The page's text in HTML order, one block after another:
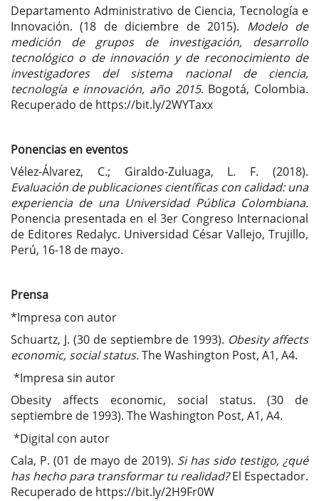
Departamento Administrativo de Ciencia, Tecnología e
Innovación. (18 de diciembre de 2015). Modelo de
medición de grupos de investigación, desarrollo
tecnológico o de innovación y de reconocimiento de
investigadores del sistema nacional de ciencia,
tecnología e innovación, año 2015. Bogotá, Colombia.
Recuperado de https://bit.ly/2WYTaxx
Ponencias en eventos
Vélez-Álvarez, C.; Giraldo-Zuluaga, L. F. (2018).
Evaluación de publicaciones científicas con calidad: una
experiencia de una Universidad Pública Colombiana.
Ponencia presentada en el 3er Congreso Internacional
de Editores Redalyc. Universidad César Vallejo, Trujillo,
Perú, 16-18 de mayo.
Prensa
*Impresa con autor
Schuartz, J. (30 de septiembre de 1993). Obesity affects
economic, social status.The Washington Post, A1, A4.
*Impresa sin autor
Obesity affects economic, social status. (30 de
septiembre de 1993). The Washington Post, A1, A4.
*Digital con autor
Cala, P. (01 de mayo de 2019). Si has sido testigo, ¿qué
has hecho para transformar tu realidad?El Espectador.
Recuperado de https://bit.ly/2H9Fr0W